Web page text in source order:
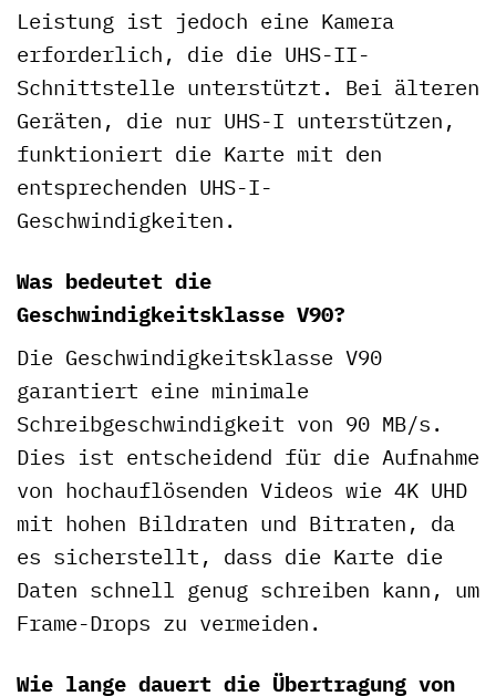
Leistung ist jedoch eine Kamera
erforderlich, die die UHS-II-
Schnittstelle unterstützt. Bei älteren
Geräten, die nur UHS-I unterstützen,
funktioniert die Karte mit den
entsprechenden UHS-I-
Geschwindigkeiten.
Was bedeutet die
Geschwindigkeitsklasse V90?
Die Geschwindigkeitsklasse V90
garantiert eine minimale
Schreibgeschwindigkeit von 90 MB/s.
Dies ist entscheidend für die Aufnahme
von hochauflösenden Videos wie 4K UHD
mit hohen Bildraten und Bitraten, da
es sicherstellt, dass die Karte die
Daten schnell genug schreiben kann, um
Frame-Drops zu vermeiden.
Wie lange dauert die Übertragung von